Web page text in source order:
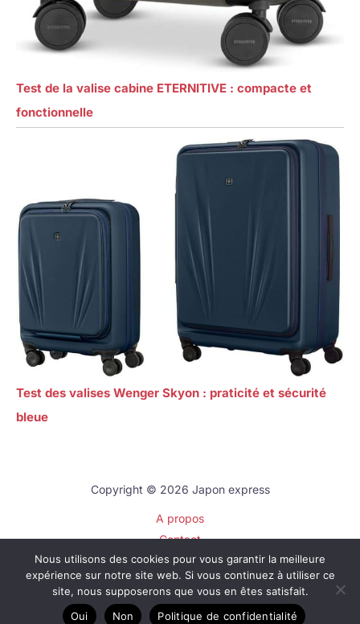
Test de la valise cabine ETERNITIVE : compacte et
fonctionnelle
Test des valises Wenger Skyon : praticité et sécurité
bleue
Copyright © 2026 Japon express
A propos
Contact
Plan du site
Mentions légales
Politique de confidentialité
Nous utilisons des cookies pour vous garantir la meilleure
expérience sur notre site web. Si vous continuez à utiliser ce
site, nous supposerons que vous en êtes satisfait.
Oui
Non Politique de confidentialité